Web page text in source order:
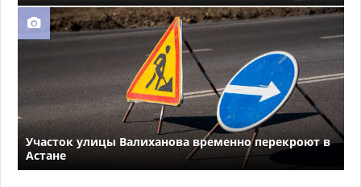
Участок улицы Валиханова временно перекроют в
Астане